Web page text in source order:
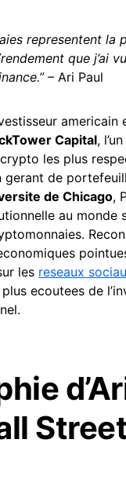
representent la
que j’ai
– Ari Paul
americain
Capital,
les plus
gerant de
de Chicago,
au monde
les reseaux
ecoutees de